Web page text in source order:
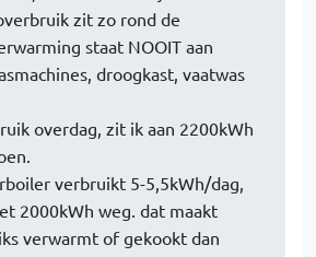
zit zo rond de
staat NOOIT aan
droogkast, vaatwas
overdag, zit ik aan 2200kWh
verbruikt 5-5,5kWh/dag,
2000kWh weg. dat maakt
verwarmt of gekookt dan